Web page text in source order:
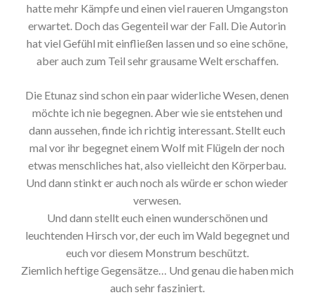
hatte mehr Kämpfe und einen viel raueren Umgangston
erwartet. Doch das Gegenteil war der Fall. Die Autorin
hat viel Gefühl mit einfließen lassen und so eine schöne,
aber auch zum Teil sehr grausame Welt erschaffen.
Die Etunaz sind schon ein paar widerliche Wesen, denen
möchte ich nie begegnen. Aber wie sie entstehen und
dann aussehen, finde ich richtig interessant. Stellt euch
mal vor ihr begegnet einem Wolf mit Flügeln der noch
etwas menschliches hat, also vielleicht den Körperbau.
Und dann stinkt er auch noch als würde er schon wieder
verwesen.
Und dann stellt euch einen wunderschönen und
leuchtenden Hirsch vor, der euch im Wald begegnet und
euch vor diesem Monstrum beschützt.
Ziemlich heftige Gegensätze… Und genau die haben mich
auch sehr fasziniert.